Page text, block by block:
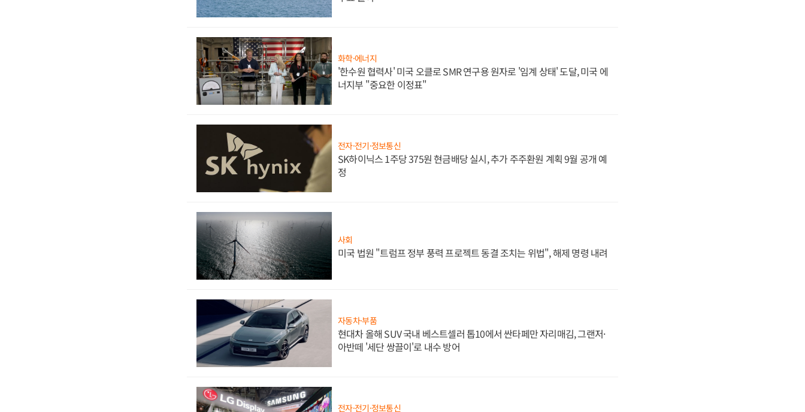
화학·에너지
'한수원 협력사' 미국 오클로 SMR 연구용 원자로 '임계 상태' 도달, 미국 에
너지부 "중요한 이정표"
전자·전기·정보통신
SK하이닉스 1주당 375원 현금배당 실시, 추가 주주환원 계획 9월 공개 예
정
사회
미국 법원 "트럼프 정부 풍력 프로젝트 동결 조치는 위법", 해제 명령 내려
자동차·부품
현대차 올해 SUV 국내 베스트셀러 톱10에서 싼타페만 자리매김, 그랜저·
아반떼 '세단 쌍끌이'로 내수 방어
전자·전기·정보통신